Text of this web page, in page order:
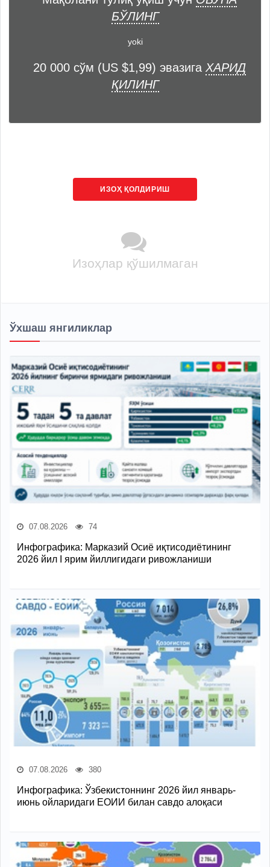
БЎЛИНГ
yoki
20 000 сўм (US $1,99) эвазига ХАРИД
ҚИЛИНГ
ИЗОҲ ҚОЛДИРИШ
Изоҳлар қўшилмаган
Ўхшаш янгиликлар
07.08.2026 74
Инфографика: Марказий Осиё иқтисодиётининг
2026 йил I ярим йиллигидаги ривожланиши
07.08.2026 380
Инфографика: Ўзбекистоннинг 2026 йил январь-
июнь ойларидаги ЕОИИ билан савдо алоқаси